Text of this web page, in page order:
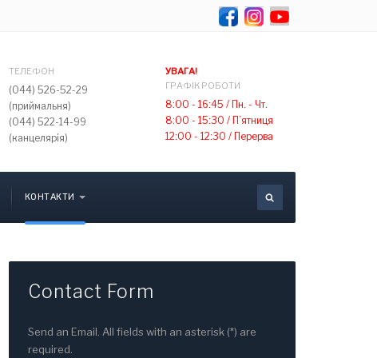
ТЕЛЕФОН
(044) 526-52-29
(приймальня)
(044) 522-14-99
(канцелярія)
УВАГА!
ГРАФІК РОБОТИ
8:00 - 16:45 / Пн. - Чт.
8:00 - 15:30 / П’ятниця
12:00 - 12:30 / Перерва
КОНТАКТИ
Contact Form
Send an Email. All fields with an asterisk (*) are
required.